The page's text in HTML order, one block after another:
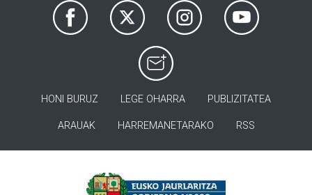
HONI BURUZ LEGE OHARRA PUBLIZITATEA
ARAUAK HARREMANETARAKO RSS